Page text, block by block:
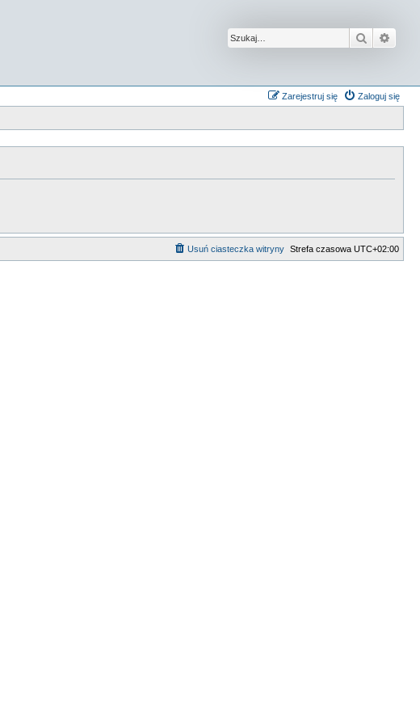
Szukaj
Zaloguj się
Zarejestruj się
Strefa czasowa UTC+02:00
Usuń ciasteczka witryny